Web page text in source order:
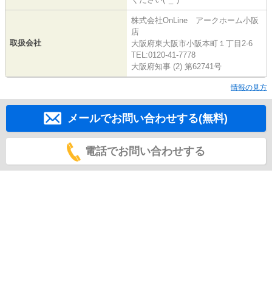
取扱会社
株式会社OnLine アークホーム小阪
店
大阪府東大阪市小阪本町１丁目2-6
TEL:0120-41-7778
大阪府知事 (2) 第62741号
情報の見方
メールでお問い合わせする(無料)
電話でお問い合わせする